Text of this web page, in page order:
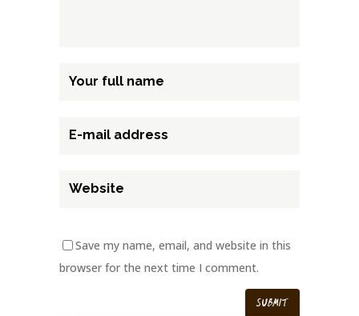
Save my name, email, and website in this
browser for the next time I comment.